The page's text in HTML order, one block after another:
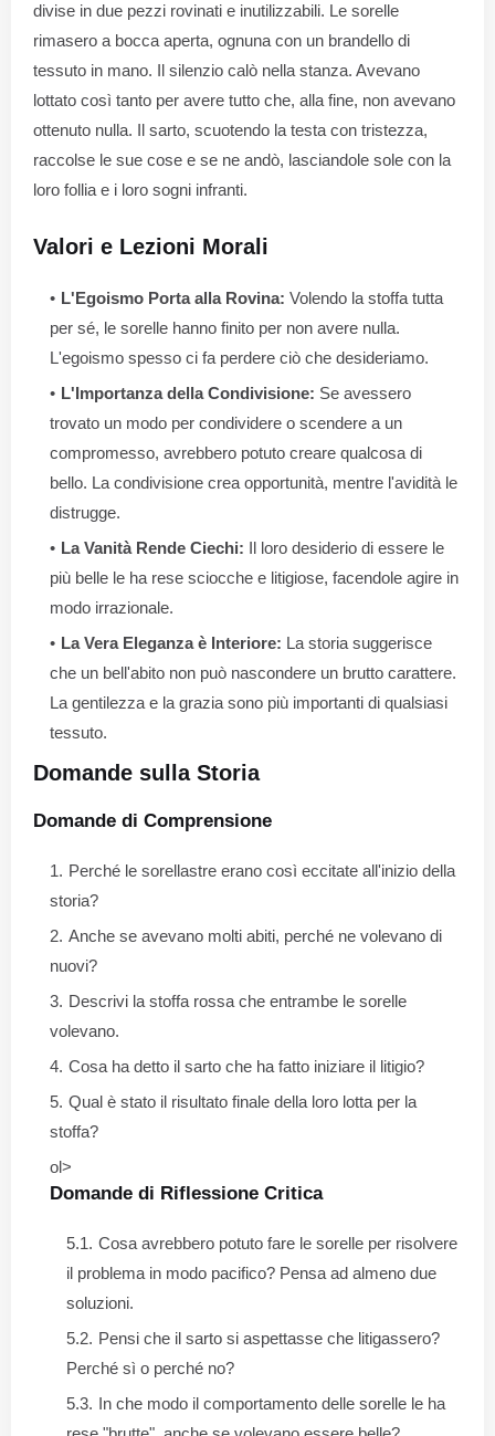
divise in due pezzi rovinati e inutilizzabili. Le sorelle
rimasero a bocca aperta, ognuna con un brandello di
tessuto in mano. Il silenzio calò nella stanza. Avevano
lottato così tanto per avere tutto che, alla fine, non avevano
ottenuto nulla. Il sarto, scuotendo la testa con tristezza,
raccolse le sue cose e se ne andò, lasciandole sole con la
loro follia e i loro sogni infranti.
Valori e Lezioni Morali
L'Egoismo Porta alla Rovina: Volendo la stoffa tutta
per sé, le sorelle hanno finito per non avere nulla.
L'egoismo spesso ci fa perdere ciò che desideriamo.
L'Importanza della Condivisione: Se avessero
trovato un modo per condividere o scendere a un
compromesso, avrebbero potuto creare qualcosa di
bello. La condivisione crea opportunità, mentre l'avidità le
distrugge.
La Vanità Rende Ciechi: Il loro desiderio di essere le
più belle le ha rese sciocche e litigiose, facendole agire in
modo irrazionale.
La Vera Eleganza è Interiore: La storia suggerisce
che un bell'abito non può nascondere un brutto carattere.
La gentilezza e la grazia sono più importanti di qualsiasi
tessuto.
Domande sulla Storia
Domande di Comprensione
Perché le sorellastre erano così eccitate all'inizio della
storia?
Anche se avevano molti abiti, perché ne volevano di
nuovi?
Descrivi la stoffa rossa che entrambe le sorelle
volevano.
Cosa ha detto il sarto che ha fatto iniziare il litigio?
Qual è stato il risultato finale della loro lotta per la
stoffa?
ol>
Domande di Riflessione Critica
Cosa avrebbero potuto fare le sorelle per risolvere
il problema in modo pacifico? Pensa ad almeno due
soluzioni.
Pensi che il sarto si aspettasse che litigassero?
Perché sì o perché no?
In che modo il comportamento delle sorelle le ha